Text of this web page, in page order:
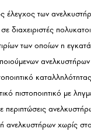
έλεγχος των
διαχειριστές
των οποίων η
πιστοποιητικό με
περιπτώσεις
ανελκυστήρων χωρίς